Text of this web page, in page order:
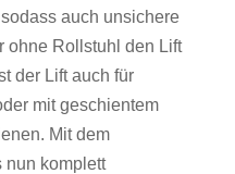
auch unsichere
ohne Rollstuhl den Lift
der Lift auch für
mit geschientem
Mit dem
nun komplett